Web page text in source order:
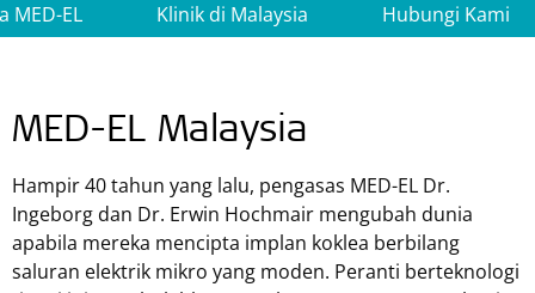
MED-EL Klinik di Malaysia Hubungi Kami
MED-EL Malaysia
Hampir 40 tahun yang lalu, pengasas MED-EL Dr.
Ingeborg dan Dr. Erwin Hochmair mengubah dunia
apabila mereka mencipta implan koklea berbilang
saluran elektrik mikro yang moden. Peranti berteknologi